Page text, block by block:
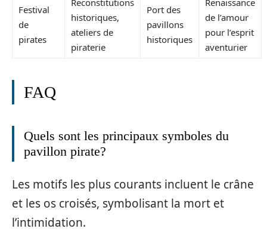
Festival
de
pirates
historiques,
ateliers de
piraterie
Port des
pavillons
historiques
de l’amour
pour l’esprit
aventurier
FAQ
Quels sont les principaux symboles du
pavillon pirate?
Les motifs les plus courants incluent le crâne
et les os croisés, symbolisant la mort et
l’intimidation.